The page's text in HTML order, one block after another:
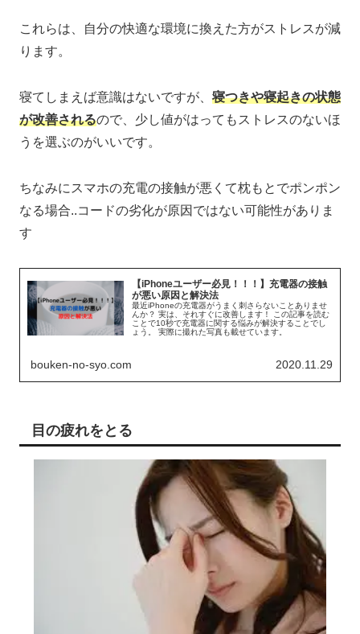
これらは、自分の快適な環境に換えた方がストレスが減
ります。
寝てしまえば意識はないですが、 寝つきや寝起きの状態
が改善されるので、少し値がはってもストレスのないほ
うを選ぶのがいいです。
ちなみにスマホの充電の接触が悪くて枕もとでポンポン
なる場合..コードの劣化が原因ではない可能性がありま
す
【iPhoneユーザー必見！！！】充電器の接触
が悪い原因と解決法
最近iPhoneの充電器がうまく刺さらないことありませ
んか？ 実は、それすぐに改善します！ この記事を読む
ことで10秒で充電器に関する悩みが解決することでし
ょう。 実際に撮れた写真も載せています。
bouken-no-syo.com 2020.11.29
目の疲れをとる